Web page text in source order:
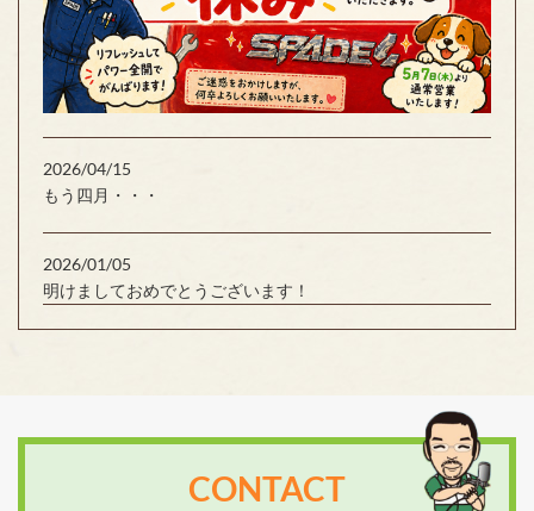
2026/04/15
もう四月・・・
2026/01/05
明けましておめでとうございます！
CONTACT